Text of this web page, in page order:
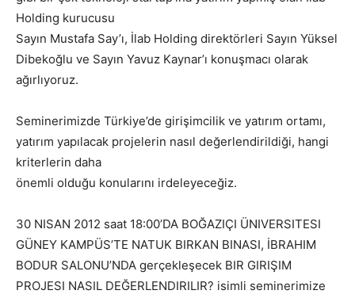
Holding kurucusu
Sayın Mustafa Say’ı, İlab Holding direktörleri Sayın Yüksel
Dibekoğlu ve Sayın Yavuz Kaynar’ı konuşmacı olarak
ağırlıyoruz.
Seminerimizde Türkiye’de girişimcilik ve yatırım ortamı,
yatırım yapılacak projelerin nasıl değerlendirildiği, hangi
kriterlerin daha
önemli olduğu konularını irdeleyeceğiz.
30 NISAN 2012 saat 18:00’DA BOĞAZIÇI ÜNIVERSITESI
GÜNEY KAMPÜS’TE NATUK BIRKAN BINASI, İBRAHIM
BODUR SALONU’NDA gerçekleşecek BIR GIRIŞIM
PROJESI NASIL DEĞERLENDIRILIR? isimli seminerimize